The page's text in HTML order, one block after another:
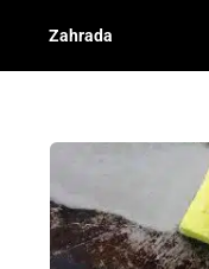
Zahrada